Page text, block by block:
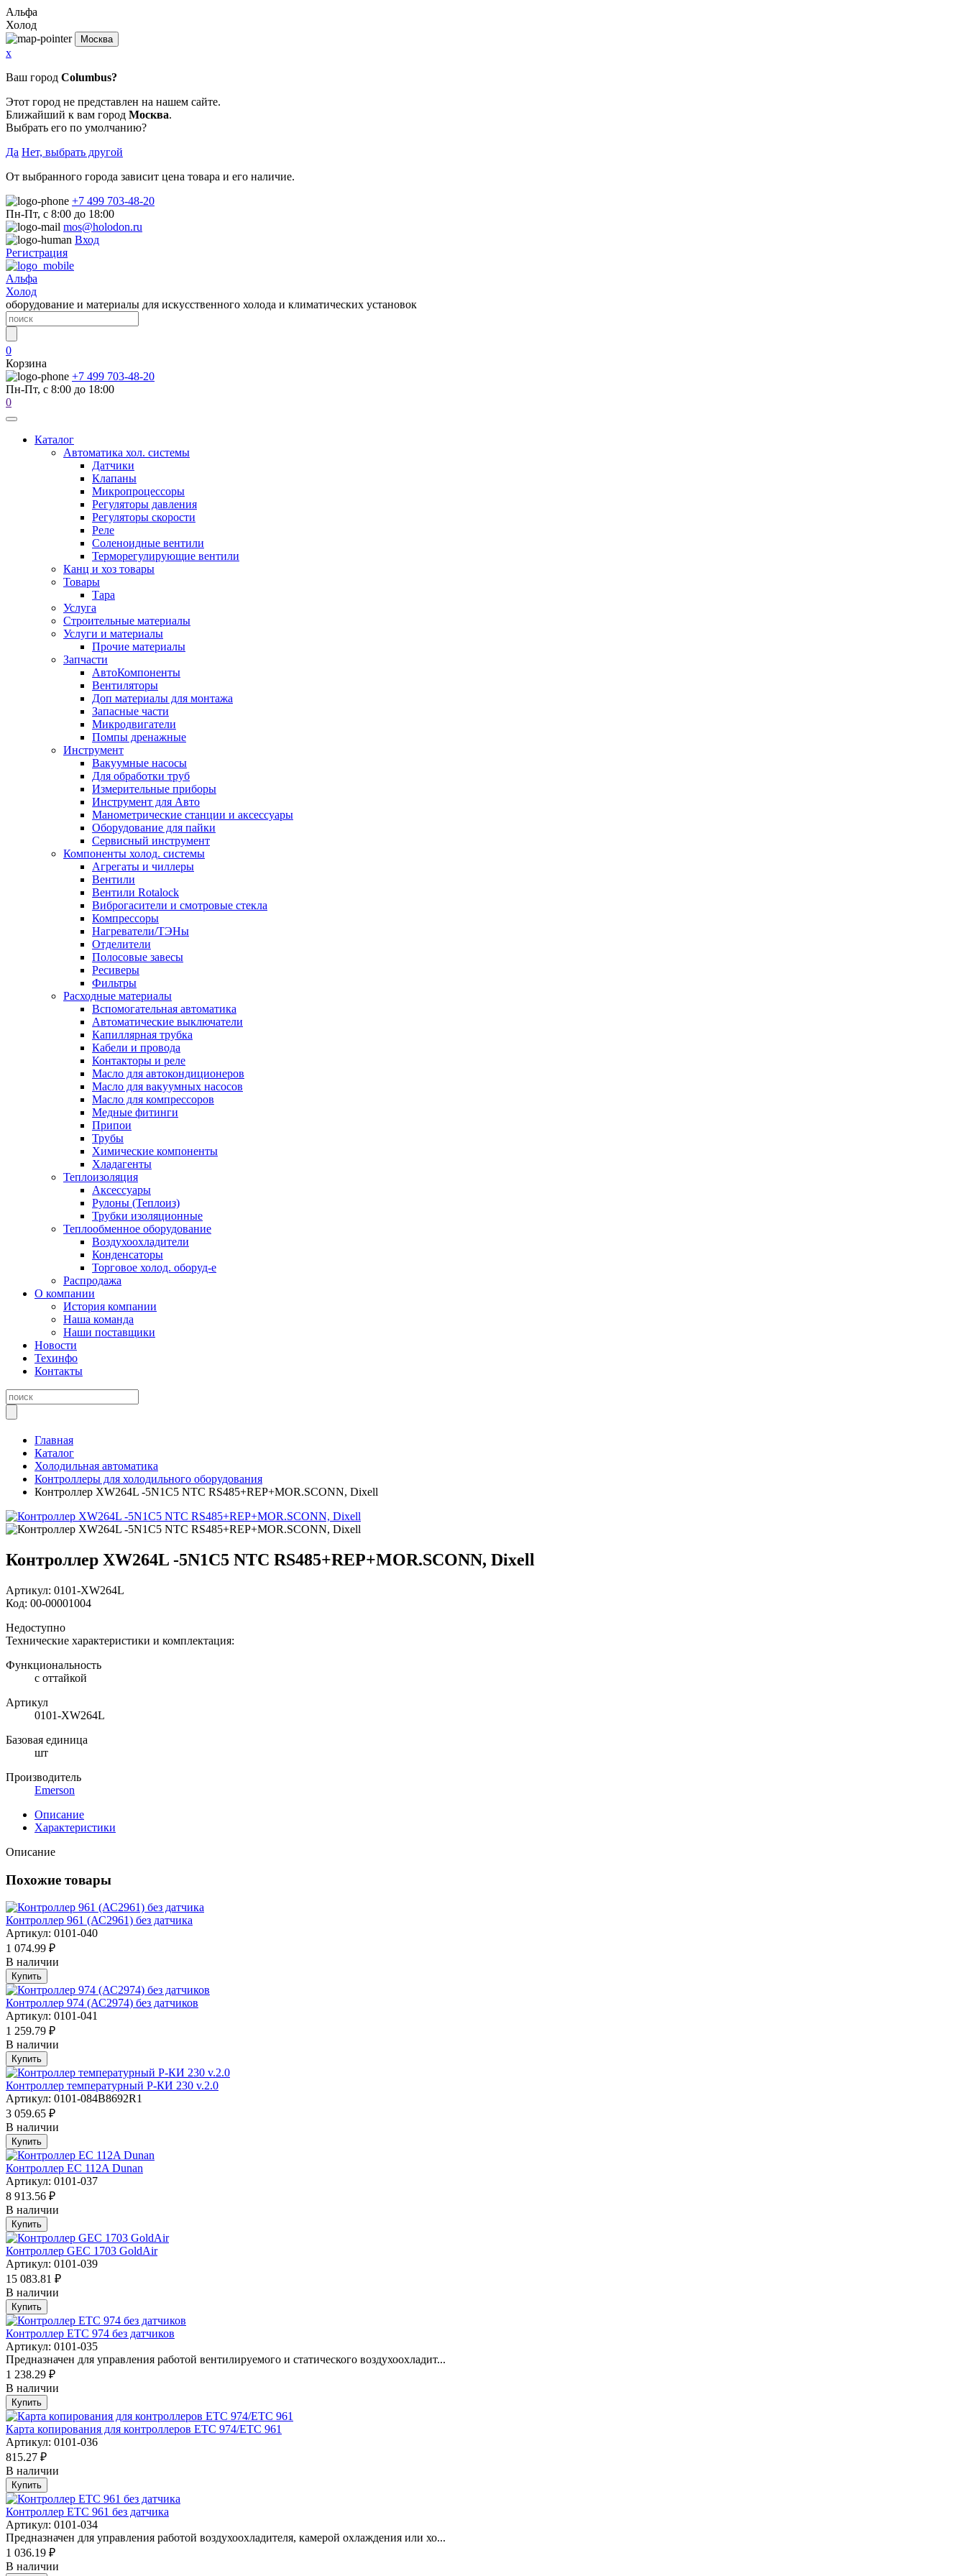
Альфа
Холод
Москва
x
Ваш город Columbus?
Этот город не представлен на нашем сайте.
Ближайший к вам город Москва.
Выбрать его по умолчанию?
Да Нет, выбрать другой
От выбранного города зависит цена товара и его наличие.
+7 499 703-48-20
Пн-Пт, с 8:00 до 18:00
mos@holodon.ru
Вход
Регистрация
Альфа
Холод
оборудование и материалы для искусственного холода и климатических установок
0
Корзина
+7 499 703-48-20
Пн-Пт, с 8:00 до 18:00
0
Каталог
Автоматика хол. системы
Датчики
Клапаны
Микропроцессоры
Регуляторы давления
Регуляторы скорости
Реле
Соленоидные вентили
Терморегулирующие вентили
Канц и хоз товары
Товары
Тара
Услуга
Строительные материалы
Услуги и материалы
Прочие материалы
Запчасти
АвтоКомпоненты
Вентиляторы
Доп материалы для монтажа
Запасные части
Микродвигатели
Помпы дренажные
Инструмент
Вакуумные насосы
Для обработки труб
Измерительные приборы
Инструмент для Авто
Манометрические станции и аксессуары
Оборудование для пайки
Сервисный инструмент
Компоненты холод. системы
Агрегаты и чиллеры
Вентили
Вентили Rotalock
Виброгасители и смотровые стекла
Компрессоры
Нагреватели/ТЭНы
Отделители
Полосовые завесы
Ресиверы
Фильтры
Расходные материалы
Вспомогательная автоматика
Автоматические выключатели
Капиллярная трубка
Кабели и провода
Контакторы и реле
Масло для автокондиционеров
Масло для вакуумных насосов
Масло для компрессоров
Медные фитинги
Припои
Трубы
Химические компоненты
Хладагенты
Теплоизоляция
Аксессуары
Рулоны (Теплоиз)
Трубки изоляционные
Теплообменное оборудование
Воздухоохладители
Конденсаторы
Торговое холод. оборуд-е
Распродажа
О компании
История компании
Наша команда
Наши поставщики
Новости
Техинфо
Контакты
Главная
Каталог
Холодильная автоматика
Контроллеры для холодильного оборудования
Контроллер XW264L -5N1C5 NTC RS485+REP+MOR.SCONN, Dixell
Контроллер XW264L -5N1C5 NTC RS485+REP+MOR.SCONN, Dixell
Артикул: 0101-XW264L
Код: 00-00001004
Недоступно
Технические характеристики и комплектация:
Функциональность
с оттайкой
Артикул
0101-XW264L
Базовая единица
шт
Производитель
Emerson
Описание
Характеристики
Описание
Похожие товары
Контроллер 961 (АС2961) без датчика
Артикул: 0101-040
1 074.99 ₽
В наличии
Купить
Контроллер 974 (АС2974) без датчиков
Артикул: 0101-041
1 259.79 ₽
В наличии
Купить
Контроллер температурный Р-КИ 230 v.2.0
Артикул: 0101-084B8692R1
3 059.65 ₽
В наличии
Купить
Контроллер EC 112A Dunan
Артикул: 0101-037
8 913.56 ₽
В наличии
Купить
Контроллер GEC 1703 GoldAir
Артикул: 0101-039
15 083.81 ₽
В наличии
Купить
Контроллер ETC 974 без датчиков
Артикул: 0101-035
Предназначен для управления работой вентилируемого и статического воздухоохладит...
1 238.29 ₽
В наличии
Купить
Карта копирования для контроллеров ETC 974/ETC 961
Артикул: 0101-036
815.27 ₽
В наличии
Купить
Контроллер ETC 961 без датчика
Артикул: 0101-034
Предназначен для управления работой воздухоохладителя, камерой охлаждения или хо...
1 036.19 ₽
В наличии